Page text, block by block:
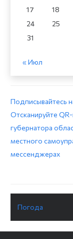
17
18
24
25
31
« Июл
Подписывайтесь
Отсканируйте
губернатора
местного
мессенджерах
Погода